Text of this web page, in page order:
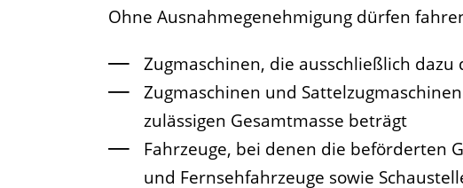
Ohne Ausnahmegenehmigung dürfen
Zugmaschinen, die ausschließlich
Zugmaschinen und
zulässigen Gesamtmasse beträgt
Fahrzeuge, bei denen die beförderten
und Fernsehfahrzeuge sowie